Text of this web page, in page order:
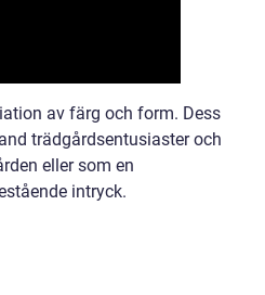
av färg och form. Dess
trädgårdsentusiaster och
eller som en
intryck.